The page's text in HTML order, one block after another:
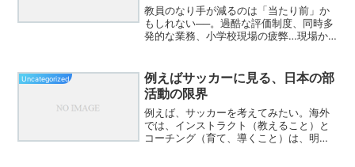
教員のなり手が減るのは「当たり前」か
もしれない──。過酷な評価制度、同時多
発的な業務、小学校現場の疲弊…現場か
価の過酷さと数字の呪い 同時進行という
地獄：堀裕嗣さん...
Uncategorized
例えばサッカーに見る、日本の部
活動の限界
例えば、サッカーを考えてみたい。海外
では、インストラクト（教えること）と
コーチング（育て、導くこと）は、明確